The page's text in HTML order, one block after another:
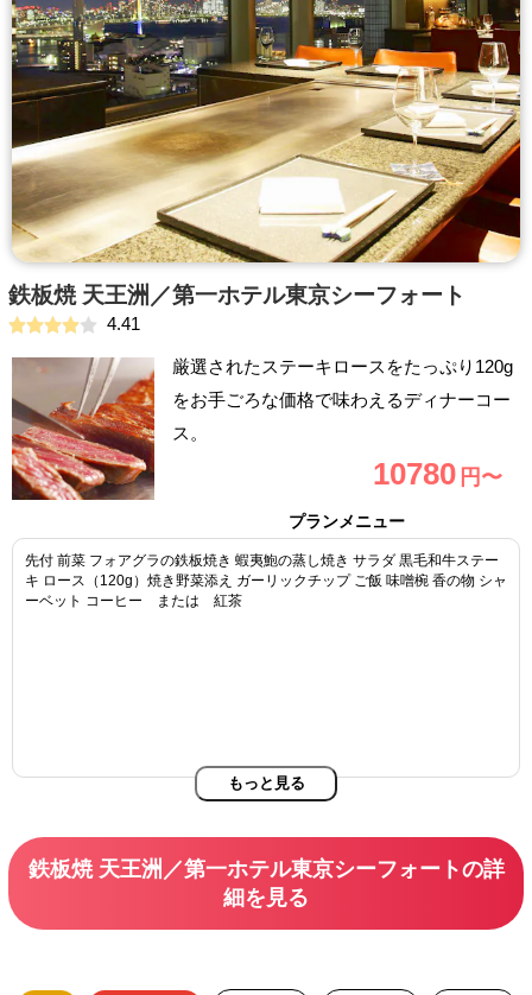
鉄板焼 天王洲／第一ホテル東京シーフォート
4.41
厳選されたステーキロースをたっぷり120g
をお手ごろな価格で味わえるディナーコー
ス。
10780 円〜
プランメニュー
先付 前菜 フォアグラの鉄板焼き 蝦夷鮑の蒸し焼き サラダ 黒毛和牛ステー
キ ロース（120g）焼き野菜添え ガーリックチップ ご飯 味噌椀 香の物 シャ
ーベット コーヒー または 紅茶
もっと見る
鉄板焼 天王洲／第一ホテル東京シーフォートの詳
細を見る